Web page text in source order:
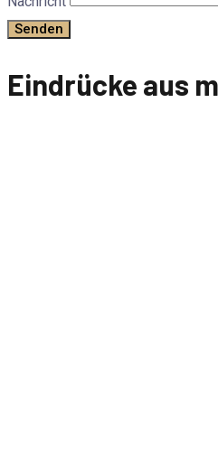
Senden
Eindrücke aus